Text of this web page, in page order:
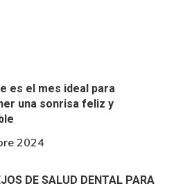
es el mes ideal para
una sonrisa feliz y
2024
DE SALUD DENTAL PARA